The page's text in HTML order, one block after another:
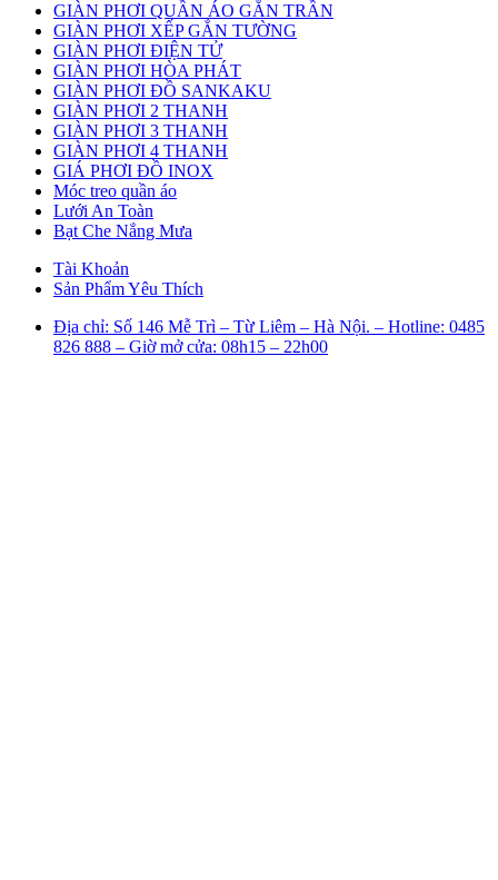
GIÀN PHƠI QUẦN ÁO GẮN TRẦN
GIÀN PHƠI XẾP GẮN TƯỜNG
GIÀN PHƠI ĐIỆN TỬ
GIÀN PHƠI HÒA PHÁT
GIÀN PHƠI ĐỒ SANKAKU
GIÀN PHƠI 2 THANH
GIÀN PHƠI 3 THANH
GIÀN PHƠI 4 THANH
GIÁ PHƠI ĐỒ INOX
Móc treo quần áo
Lưới An Toàn
Bạt Che Nắng Mưa
Tài Khoản
Sản Phẩm Yêu Thích
Địa chỉ: Số 146 Mễ Trì – Từ Liêm – Hà Nội. – Hotline: 0485
826 888 – Giờ mở cửa: 08h15 – 22h00